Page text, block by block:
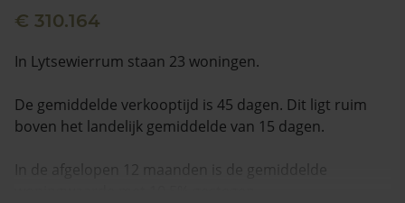
€ 310.164
In Lytsewierrum staan 23 woningen.
De gemiddelde verkooptijd is 45 dagen. Dit ligt ruim
boven het landelijk gemiddelde van 15 dagen.
In de afgelopen 12 maanden is de gemiddelde